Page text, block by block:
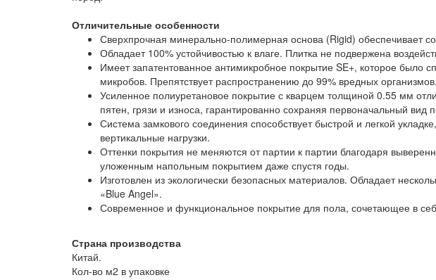
Отличительные особенности
Сверхпрочная минерально-полимерная основа (Rigid) обеспечивает
Обладает 100% устойчивостью к влаге. Плитка не подвержена
Имеет запатентованное антимикробное покрытие SE+, которое было
микробов. Препятствует распространению до 99% вредных организмов.
Усиленное полиуретановое покрытие с кварцем толщиной 0.55 мм
пятен, грязи и износа, гарантированно сохраняя первоначальный вид
Система замкового соединения способствует быстрой и легкой
вертикальные нагрузки.
Оттенки покрытия не меняются от партии к партии благодаря
уложенным напольным покрытием даже спустя годы.
Изготовлен из экологически безопасных материалов. Обладает
«Blue Angel».
Современное и функциональное покрытие для пола, сочетающее в
Страна производства
Китай.
Кол-во м2 в упаковке